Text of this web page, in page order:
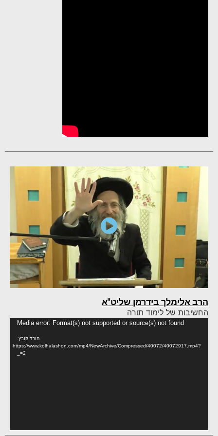
הרב אלימלך בידרמן שליט"א
החשיבות של לימוד תורה
Media error: Format(s) not supported or source(s) not found
הורד קובץ:
https://www.kolhalashon.com/mp4/NewArchive/Compressed/40072/40072917.mp4?
_=2